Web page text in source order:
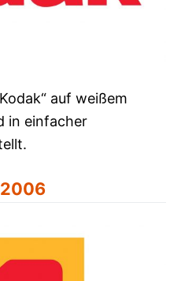
auf weißem
in einfacher
2006